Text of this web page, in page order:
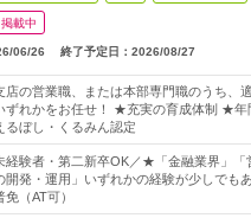
載中
06/26 終了予定日： 2026/08/27
店の営業職、または本部専門職のうち、
ずれかをお任せ！ ★充実の育成体制 ★年
ぼし・くるみん認定
経験者・第二新卒OK／★「金融業界」「
開発・運用」いずれかの経験が少しでも
免（AT可）